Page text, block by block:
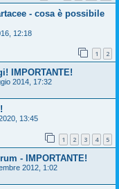
- cosa è possibile
12:18
1 2
IMPORTANTE!
2014, 17:32
13:45
1 2 3 4 5
- IMPORTANTE!
2012, 1:02